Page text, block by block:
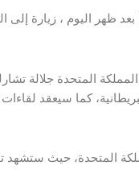
ظهر اليوم ، زيارة إلى
المتحدة جلالة
كما سيعقد
المتحدة، حيث ستشهد